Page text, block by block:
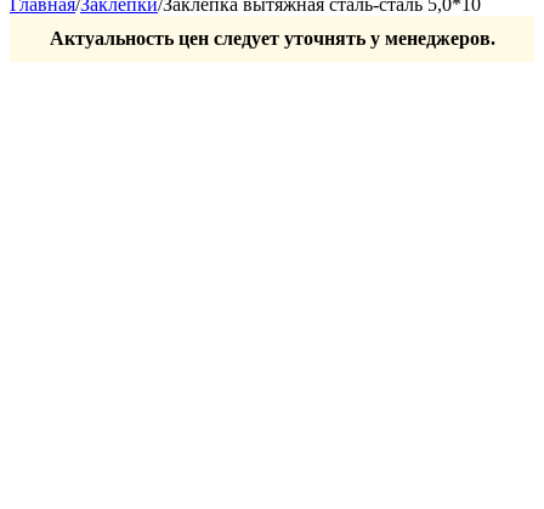
Главная/Заклёпки/Заклепка вытяжная сталь-сталь 5,0*10
Актуальность цен следует уточнять у менеджеров.